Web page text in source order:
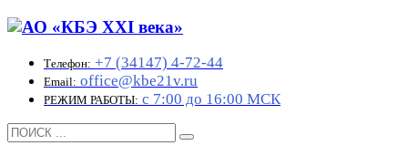
Телефон: +7 (34147) 4-72-44
Email: office@kbe21v.ru
РЕЖИМ РАБОТЫ: с 7:00 до 16:00 МСК